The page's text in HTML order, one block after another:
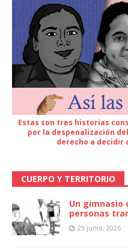
Estas son tres historias
por la despenalización
derecho a decidir
CUERPO Y TERRITORIO
Un gimnasio
personas
25 junio, 2026